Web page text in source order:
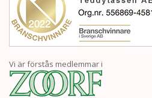
Vi är förstås medlemmar i